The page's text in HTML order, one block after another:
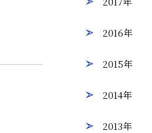
2016年
2015年
2014年
2013年